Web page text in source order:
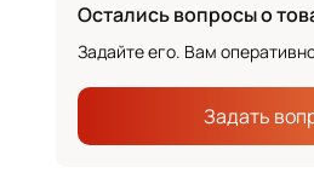
Остались вопросы о
Задайте его. Вам
Задать